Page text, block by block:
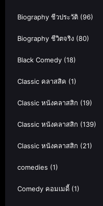
Biography ชีวประวัติ (96)
Biography ชีวิตจริง (80)
Black Comedy (18)
Classic คลาสสิค (1)
Classic หนังคลาสสิก (19)
Classic หนังคลาสสิก (139)
Classic หนังคลาสสิก (21)
comedies (1)
Comedy คอมเมดี้ (1)